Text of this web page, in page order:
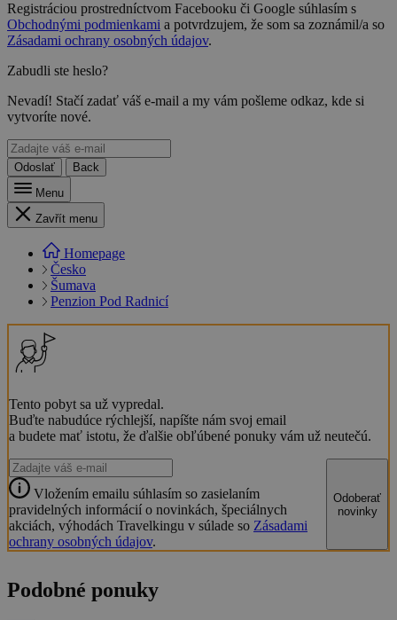
Registráciou prostredníctvom Facebooku či Google súhlasím s
Obchodnými podmienkami a potvrdzujem, že som sa zoznámil/a so
Zásadami ochrany osobných údajov.
Zabudli ste heslo?
Nevadí! Stačí zadať váš e-mail a my vám pošleme odkaz, kde si
vytvoríte nové.
Odoslať
Back
Menu
Zavřít menu
Homepage
Česko
Šumava
Penzion Pod Radnicí
Tento pobyt sa už vypredal.
Buďte nabudúce rýchlejší, napíšte nám svoj email
a budete mať istotu, že ďalšie obľúbené ponuky vám už neutečú.
Vložením emailu súhlasím so zasielaním
pravidelných informácií o novinkách, špeciálnych
akciách, výhodách Travelkingu v súlade so Zásadami
ochrany osobných údajov.
Odoberať
novinky
Podobné ponuky